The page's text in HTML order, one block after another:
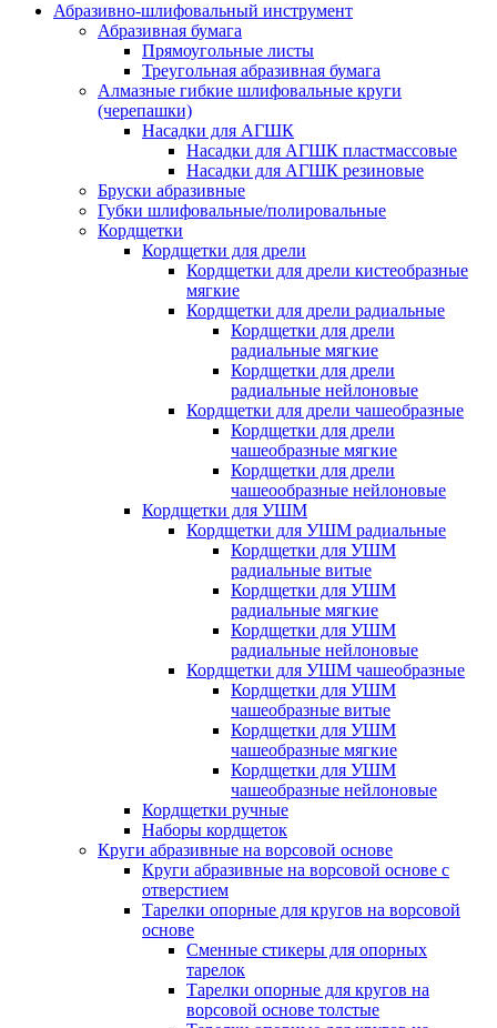
Абразивно-шлифовальный инструмент
Абразивная бумага
Прямоугольные листы
Треугольная абразивная бумага
Алмазные гибкие шлифовальные круги
(черепашки)
Насадки для АГШК
Насадки для АГШК пластмассовые
Насадки для АГШК резиновые
Бруски абразивные
Губки шлифовальные/полировальные
Кордщетки
Кордщетки для дрели
Кордщетки для дрели кистеобразные
мягкие
Кордщетки для дрели радиальные
Кордщетки для дрели
радиальные мягкие
Кордщетки для дрели
радиальные нейлоновые
Кордщетки для дрели чашеобразные
Кордщетки для дрели
чашеобразные мягкие
Кордщетки для дрели
чашеообразные нейлоновые
Кордщетки для УШМ
Кордщетки для УШМ радиальные
Кордщетки для УШМ
радиальные витые
Кордщетки для УШМ
радиальные мягкие
Кордщетки для УШМ
радиальные нейлоновые
Кордщетки для УШМ чашеобразные
Кордщетки для УШМ
чашеобразные витые
Кордщетки для УШМ
чашеобразные мягкие
Кордщетки для УШМ
чашеобразные нейлоновые
Кордщетки ручные
Наборы кордщеток
Круги абразивные на ворсовой основе
Круги абразивные на ворсовой основе с
отверстием
Тарелки опорные для кругов на ворсовой
основе
Сменные стикеры для опорных
тарелок
Тарелки опорные для кругов на
ворсовой основе толстые